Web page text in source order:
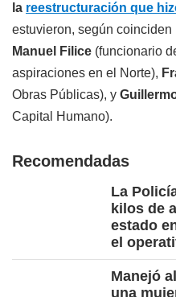
la reestructuración que
estuvieron, según coinciden
Manuel Filice (funcionario
aspiraciones en el Norte),
Obras Públicas), y
Capital Humano).
Recomendadas
La
kilos de
estado
el
Manejó
una